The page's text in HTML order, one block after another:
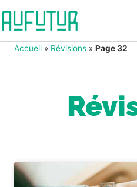
Accueil » Révisions » Page 32